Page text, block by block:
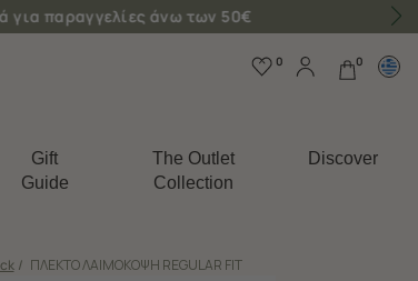
0 0
Gift
Guide
The Outlet
Collection
Discover
/ ΠΛΕΚΤΟ ΛΑΙΜΟΚΟΨΗ REGULAR FIT